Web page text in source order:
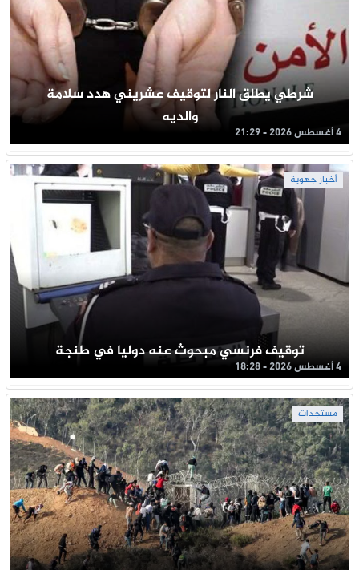
شرطي يطلق النار لتوقيف عشريني هدد سلامة
والديه
4 أغسطس 2026 - 21:29
أخبار جهوية
توقيف فرنسي مبحوث عنه دوليا في طنجة
4 أغسطس 2026 - 18:28
مستجدات